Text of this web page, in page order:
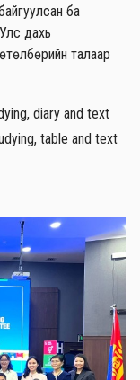
ба
дахь
талаар